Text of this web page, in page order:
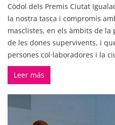
Còdol dels Premis Ciutat
la nostra tasca i compromís
masclistes, en els àmbits de la
de les dones supervivents, i
persones col·laboradores i la
Leer más